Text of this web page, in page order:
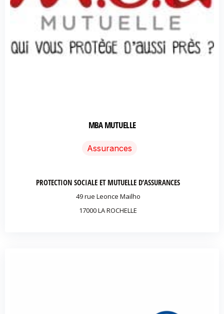
MBA MUTUELLE
Assurances
PROTECTION SOCIALE ET MUTUELLE D’ASSURANCES
49 rue Leonce Mailho
17000 LA ROCHELLE